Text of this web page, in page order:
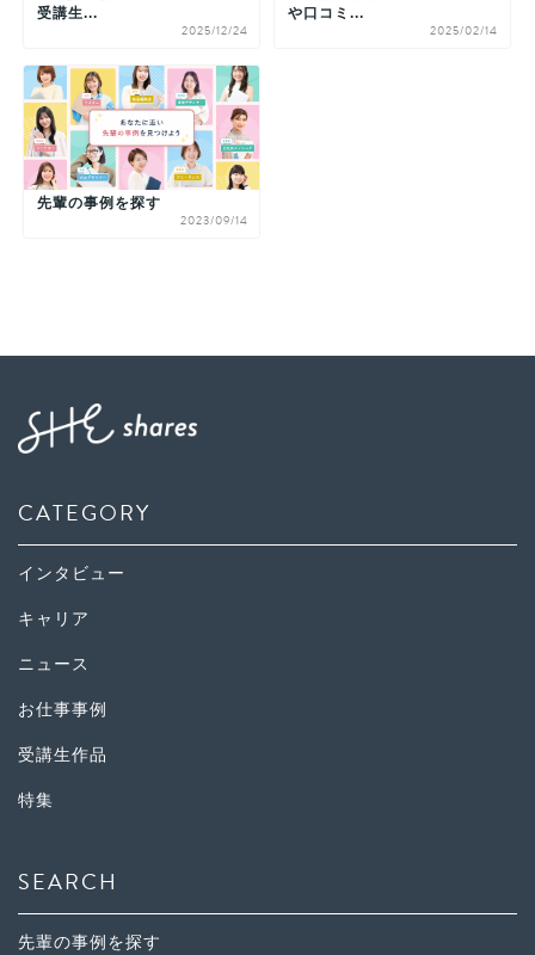
受講生...
2025/12/24
や口コミ...
2025/02/14
先輩の事例を探す
2023/09/14
CATEGORY
インタビュー
キャリア
ニュース
お仕事事例
受講生作品
特集
SEARCH
先輩の事例を探す